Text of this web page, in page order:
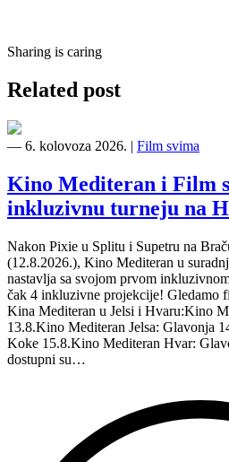
Sharing is caring
Related post
― 6. kolovoza 2026. | Film svima
Kino Mediteran i Film
inkluzivnu turneju na
Nakon Pixie u Splitu i Supetru na
(12.8.2026.), Kino Mediteran u
nastavlja sa svojom prvom
čak 4 inkluzivne projekcije! Gledamo
Kina Mediteran u Jelsi i Hvaru:Kino
13.8.Kino Mediteran Jelsa: Glavonja
Koke 15.8.Kino Mediteran Hvar:
dostupni su…